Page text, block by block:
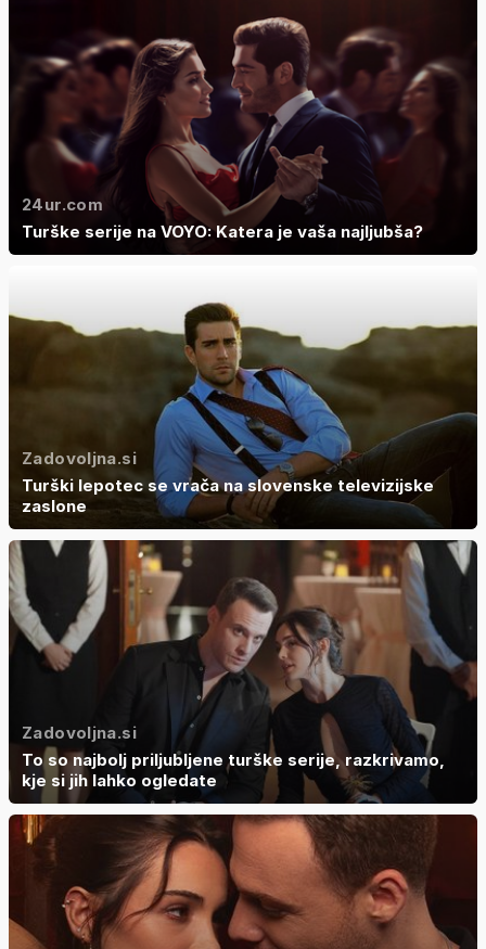
24ur.com
Turške serije na VOYO: Katera je vaša najljubša?
Zadovoljna.si
Turški lepotec se vrača na slovenske televizijske
zaslone
Zadovoljna.si
To so najbolj priljubljene turške serije, razkrivamo,
kje si jih lahko ogledate